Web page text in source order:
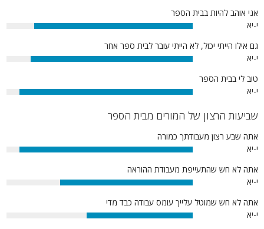
אני אוהב להיות בבית הספר
י-יא
85%
גם אילו הייתי יכול, לא הייתי עובר לבית ספר אחר
י-יא
87%
טוב לי בבית הספר
י-יא
93%
שביעות הרצון של המורים מבית הספר
אתה שבע רצון מעבודתך כמורה
י-יא
93%
אתה לא חש שהתעייפת מעבודת ההוראה
י-יא
71%
אתה לא חש שמוטל עלייך עומס עבודה כבד מדי
י-יא
57%